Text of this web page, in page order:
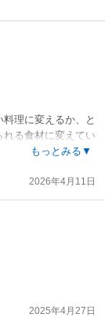
理に変えるか、と
る食材に変えてい
識があるわけでも
食べられる食材に変
なる漫画です。
有名作品のような
転がっている実な
場の客の荒っぽさ
をきずいていま
人情系の話なので、
もっとみる▼
2026年4月11日
2025年4月27日